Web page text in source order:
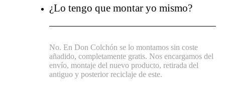
¿Lo tengo que montar yo mismo?
No. En Don Colchón se lo montamos sin coste
añadido, completamente gratis. Nos encargamos del
envío, montaje del nuevo producto, retirada del
antiguo y posterior reciclaje de este.